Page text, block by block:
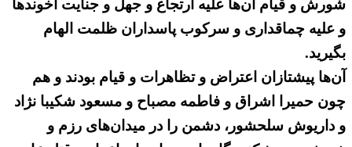
شورش و قیام آن‌ها علیه ارتجاع و جهل و جنایت آخوندها
و علیه چماقداری و سرکوب پاسداران ظلمت الهام
بگیرید.
آن‌ها پیشتازان اعتراض و تظاهرات و قیام بودند و هم
چون حمیرا اشراق و فاطمه مصباح و مسعود شکیبا نژاد
و داریوش سلحشور، دشمن را در میدان‌های ر‌زم و